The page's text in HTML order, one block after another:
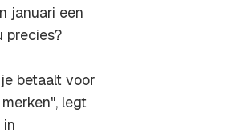
januari een
precies?
betaalt voor
legt